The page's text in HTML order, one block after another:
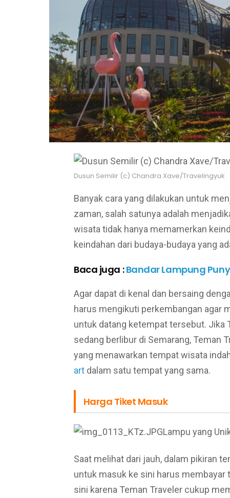
Dusun Semilir (c) Chandra Xave/Travelingyuk
Banyak cara yang dilakukan untuk
zaman, salah satunya adalah
wisata tidak hanya memamerkan
keindahan dari budaya-budaya yang
Baca juga :Bandar Lampung
Agar dapat di kenal dan bersaing
harus mengikuti perkembangan agar
untuk datang ketempat tersebut. Jika
sedang berlibur di Semarang, Teman
yang menawarkan tempat wisata
art dalam satu tempat yang sama.
Harga Tiket Masuk
Lampu yang
Saat melihat dari jauh, dalam pikiran
untuk masuk ke sini harus
sini karena Teman Traveler cukup